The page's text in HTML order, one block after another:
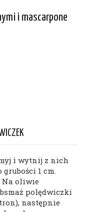
i mascarpone
i wytnij z nich
1 cm.
Na oliwie
polędwiczki
następnie